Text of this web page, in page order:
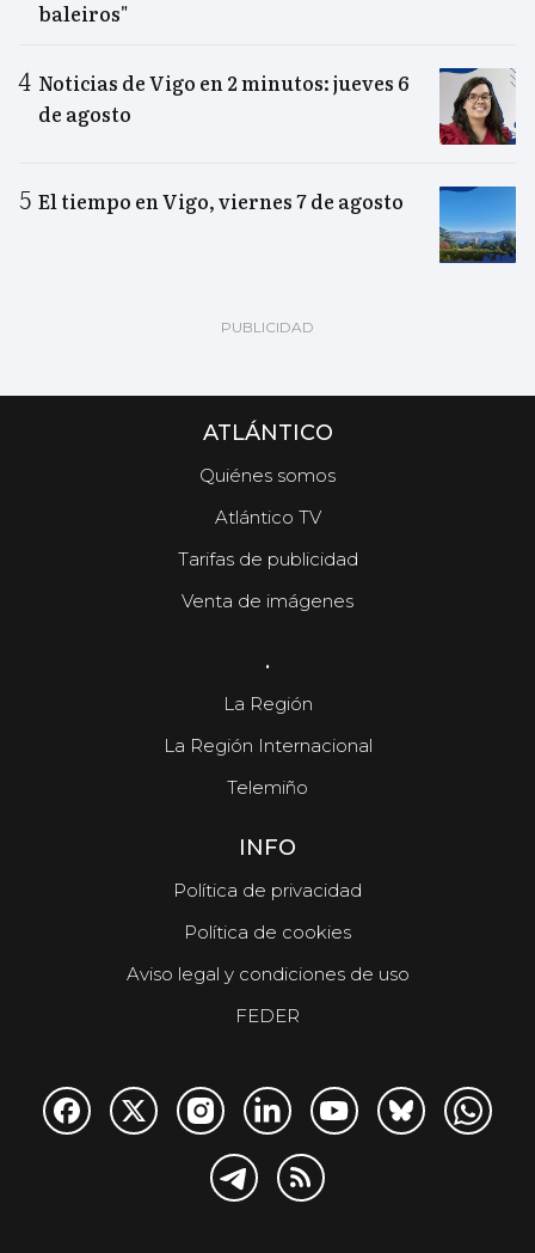
baleiros"
Noticias de Vigo en 2 minutos: jueves 6
de agosto
El tiempo en Vigo, viernes 7 de agosto
ATLÁNTICO
Quiénes somos
Atlántico TV
Tarifas de publicidad
Venta de imágenes
.
La Región
La Región Internacional
Telemiño
INFO
Política de privacidad
Política de cookies
Aviso legal y condiciones de uso
FEDER